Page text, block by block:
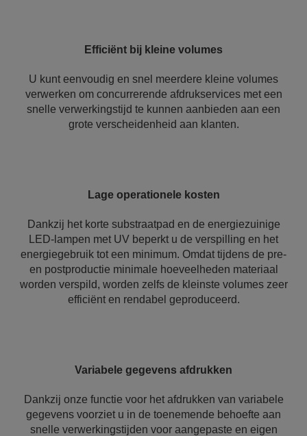
Efficiënt bij kleine volumes
U kunt eenvoudig en snel meerdere kleine volumes
verwerken om concurrerende afdrukservices met een
snelle verwerkingstijd te kunnen aanbieden aan een
grote verscheidenheid aan klanten.
Lage operationele kosten
Dankzij het korte substraatpad en de energiezuinige
LED-lampen met UV beperkt u de verspilling en het
energiegebruik tot een minimum. Omdat tijdens de pre-
en postproductie minimale hoeveelheden materiaal
worden verspild, worden zelfs de kleinste volumes zeer
efficiënt en rendabel geproduceerd.
Variabele gegevens afdrukken
Dankzij onze functie voor het afdrukken van variabele
gegevens voorziet u in de toenemende behoefte aan
snelle verwerkingstijden voor aangepaste en eigen